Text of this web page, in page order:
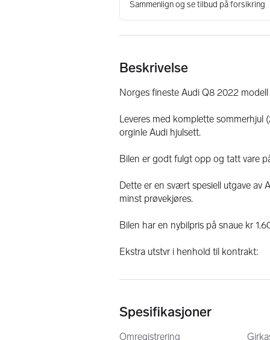
Beskrivelse
Norges fineste Audi Q8 2022
Leveres med komplette
orginle Audi hjulsett.
Bilen er godt fulgt opp og tatt vare
Dette er en svært spesiell utgave av
minst prøvekjøres.
Bilen har en nybilpris på snaue kr
Ekstra utstyr i henhold til kontrakt:
standardutstyr.)
ADAPTIV VINDUSVISKERSYSTEM
HEAD-UP-DISPLAY
ASSISTENTSYSTEMPAKKE TUR
Spesifikasjoner
Omregistrering